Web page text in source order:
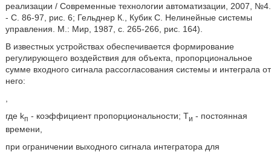
реализации / Современные технологии автоматизации, 2007, №4.
- С. 86-97, рис. 6; Гельднер К., Кубик С. Нелинейные системы
управления. М.: Мир, 1987, с. 265-266, рис. 164).
В известных устройствах обеспечивается формирование
регулирующего воздействия для объекта, пропорциональное
сумме входного сигнала рассогласования системы и интеграла от
него:
где kп - коэффициент пропорциональности; Tи - постоянная
времени,
при ограничении выходного сигнала интегратора для